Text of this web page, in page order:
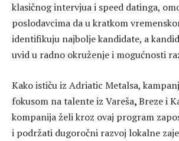
klasičnog intervjua i speed datinga,
poslodavcima da u kratkom
identifikuju najbolje kandidate, a
uvid u radno okruženje i mogućnosti
Kako ističu iz Adriatic Metalsa,
fokusom na talente iz Vareša,Brezei
kompanija želi kroz ovaj program
i podržati dugoročni razvoj lokalne